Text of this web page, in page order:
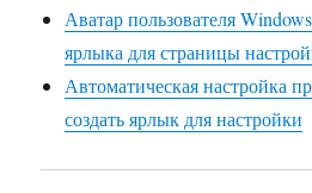
Аватар пользователя
ярлыка для страницы
Автоматическая настройка
создать ярлык для настройки